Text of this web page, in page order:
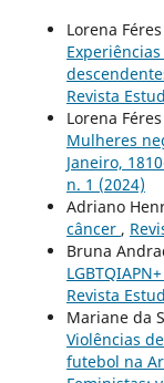
Lorena
Revista
Lorena
Mulheres
Janeiro,
n. 1 (2024)
Adriano
câncer ,
Bruna
Revista
Mariane da
Violências
futebol na